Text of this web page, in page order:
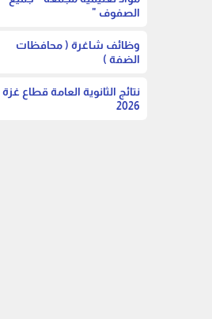
الصفوف "
وظائف شاغرة ( محافظات
الضفة )
نتائج الثانوية العامة قطاع غزة
2026